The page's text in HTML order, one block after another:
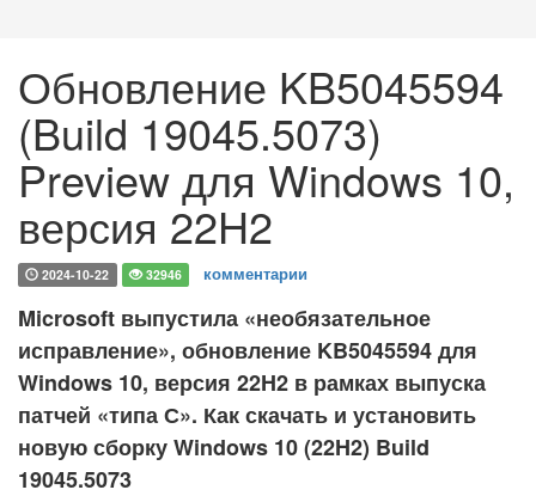
Обновление KB5045594
(Build 19045.5073)
Preview для Windows 10,
версия 22H2
2024-10-22 32946 комментарии
Microsoft выпустила «необязательное
исправление», обновление KB5045594 для
Windows 10, версия 22H2 в рамках выпуска
патчей «типа С». Как скачать и установить
новую сборку Windows 10 (22H2) Build
19045.5073